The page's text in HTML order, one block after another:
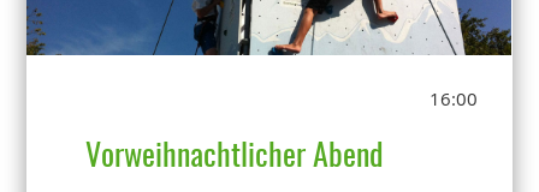
16:00
Vorweihnachtlicher Abend
Kontakt